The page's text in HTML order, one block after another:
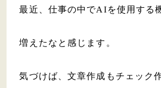
最近、仕事の中でAIを使用する
増えたなと感じます。
気づけば、文章作成もチェック